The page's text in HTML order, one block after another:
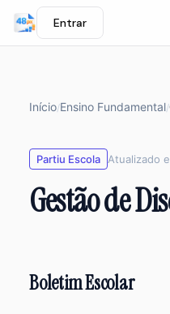
Entrar
Início/Ensino Fundamental/
Partiu Escola Atualizado
Gestão de
Boletim Escolar